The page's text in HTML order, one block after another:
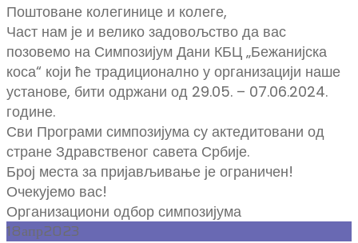
Поштоване колегинице и колеге,
Част нам је и велико задовољство да вас
позовемо на Симпозијум Дани КБЦ „Бежанијска
коса“ који ће традиционално у организацији наше
установе, бити одржани од 29.05. – 07.06.2024.
године.
Сви Програми симпозијума су актедитовани од
стране Здравственог савета Србије.
Број места за пријављивање је ограничен!
Очекујемо вас!
Организациони одбор симпозијума
18апр2023